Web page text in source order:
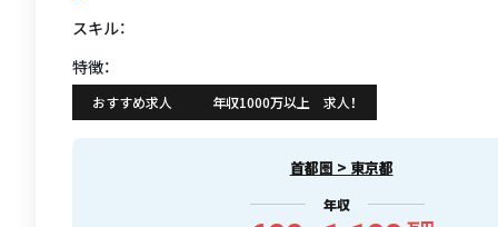
スキル：
特徴：
おすすめ求人 年収1000万以上 求人！
首都圏 > 東京都
年収